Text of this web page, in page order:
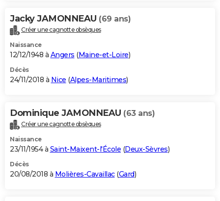
Jacky JAMONNEAU (69 ans)
Créer une cagnotte obsèques
Naissance
12/12/1948 à Angers (Maine-et-Loire)
Décès
24/11/2018 à Nice (Alpes-Maritimes)
Dominique JAMONNEAU (63 ans)
Créer une cagnotte obsèques
Naissance
23/11/1954 à Saint-Maixent-l'École (Deux-Sèvres)
Décès
20/08/2018 à Molières-Cavaillac(Gard)